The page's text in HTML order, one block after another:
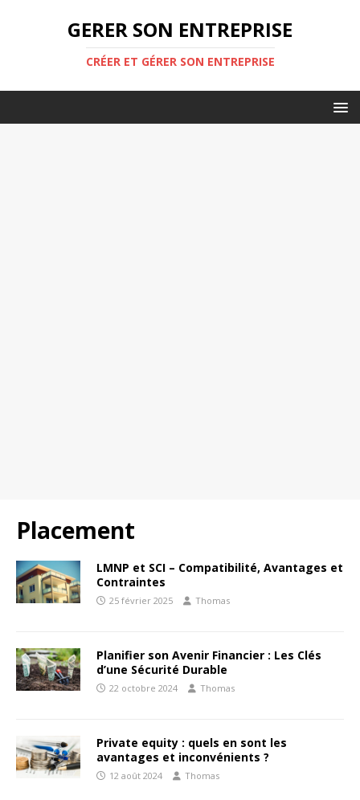
GERER SON ENTREPRISE
CRÉER ET GÉRER SON ENTREPRISE
Placement
LMNP et SCI – Compatibilité, Avantages et
Contraintes
25 février 2025 Thomas
Planifier son Avenir Financier : Les Clés
d’une Sécurité Durable
22 octobre 2024 Thomas
Private equity : quels en sont les
avantages et inconvénients ?
12 août 2024 Thomas